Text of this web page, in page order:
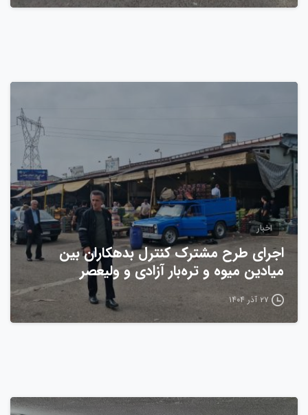
اخبار
اجرای طرح مشترک کنترل بدهکاران بین
میادین میوه و تره‌بار آزادی و ولیعصر
۲۷ آذر ۱۴۰۴